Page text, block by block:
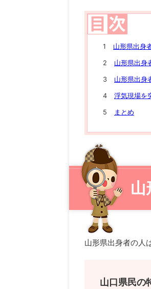
山形県出身
山形県出身
山形県出身
浮気現場を
まとめ
山
山形県出身者の人
山口県民の